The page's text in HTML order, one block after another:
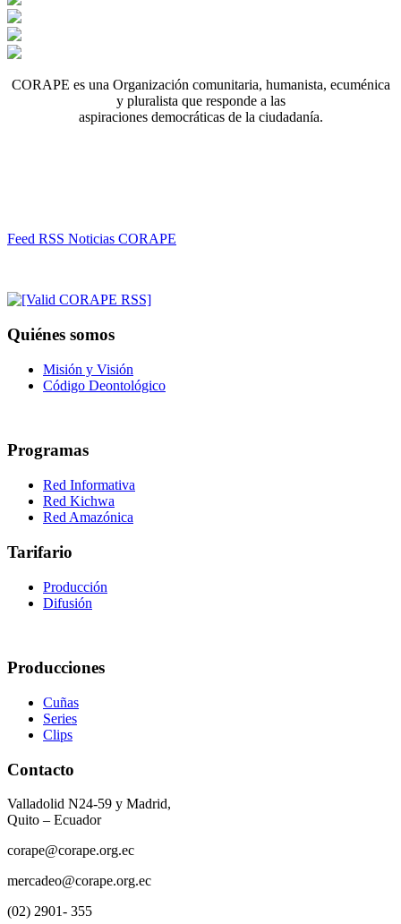
CORAPE es una Organización comunitaria, humanista, ecuménica
y pluralista que responde a las
aspiraciones democráticas de la ciudadanía.
Feed RSS Noticias CORAPE
Quiénes somos
Misión y Visión
Código Deontológico
Programas
Red Informativa
Red Kichwa
Red Amazónica
Tarifario
Producción
Difusión
Producciones
Cuñas
Series
Clips
Contacto
Valladolid N24-59 y Madrid,
Quito – Ecuador
corape@corape.org.ec
mercadeo@corape.org.ec
(02) 2901- 355